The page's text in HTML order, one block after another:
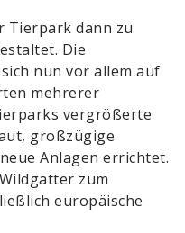
Tierpark dann zu
Die
nun vor allem auf
mehrerer
vergrößerte
großzügige
Anlagen errichtet.
zum
europäische